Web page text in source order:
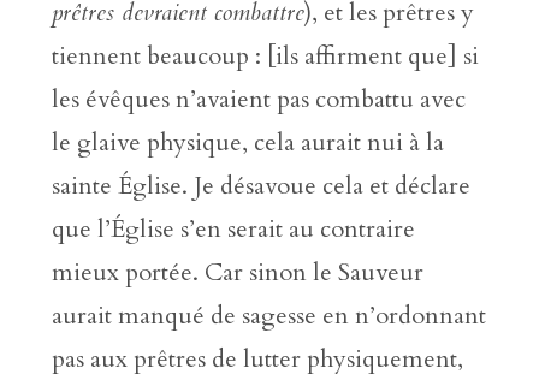
prêtres devraient combattre), et les prêtres y
tiennent beaucoup : [ils affirment que] si
les évêques n’avaient pas combattu avec
le glaive physique, cela aurait nui à la
sainte Église. Je désavoue cela et déclare
que l’Église s’en serait au contraire
mieux portée. Car sinon le Sauveur
aurait manqué de sagesse en n’ordonnant
pas aux prêtres de lutter physiquement,